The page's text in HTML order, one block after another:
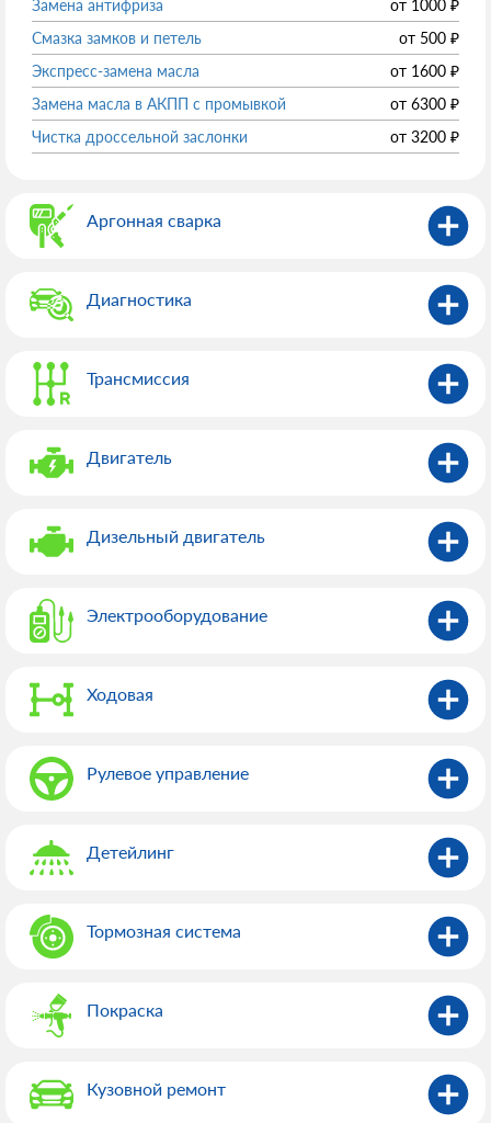
Замена антифриза от 1000 ₽
Смазка замков и петель
от 500 ₽
Экспресс-замена масла
от 1600 ₽
Замена масла в АКПП с промывкой
от 6300 ₽
Чистка дроссельной заслонки
от 3200 ₽
Аргонная сварка
Диагностика
Трансмиссия
Двигатель
Дизельный двигатель
Электрооборудованиe
Ходовая
Рулевое управление
Детейлинг
Тормозная система
Покраска
Кузовной ремонт